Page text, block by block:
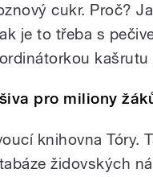
cukr. Proč?
je to třeba s
kašrutu
pro miliony
knihovna Tóry.
židovských